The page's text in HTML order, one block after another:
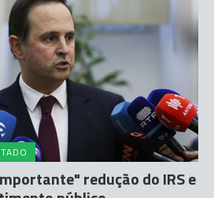
redução do IRS e